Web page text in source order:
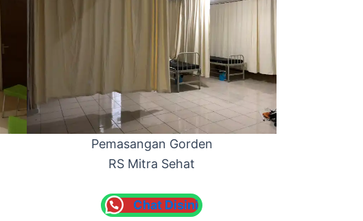
Pemasangan Gorden
RS Mitra Sehat
Chat Disini